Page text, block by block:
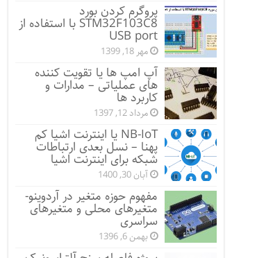
پروگرم کردن بورد
STM32F103C8 با استفاده از
USB port
مهر 18, 1399
آپ امپ ها یا تقویت کننده
های عملیاتی – مدارات و
کاربرد ها
مرداد 12, 1397
NB-IoT یا اینترنت اشیا کم
پهنا – نسل بعدی ارتباطات
شبکه برای اینترنت اشیا
آبان 30, 1400
مفهوم حوزه متغیر در آردوینو-
متغیرهای محلی و متغیرهای
سراسری
بهمن 6, 1396